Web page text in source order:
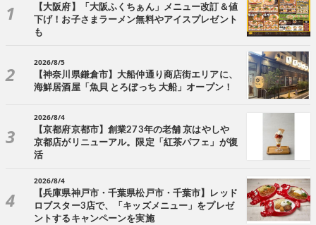
【大阪府】「大阪ふくちぁん」メニュー改訂＆値
下げ！お子さまラーメン無料やアイスプレゼント
も
2026/8/5
【神奈川県鎌倉市】大船仲通り商店街エリアに、
海鮮居酒屋「魚貝 とろぼっち 大船」オープン！
2026/8/4
【京都府京都市】創業273年の老舗 京はやしや
京都店がリニューアル。限定「紅茶パフェ」が復
活
2026/8/4
【兵庫県神戸市・千葉県松戸市・千葉市】レッド
ロブスター3店で、「キッズメニュー」をプレゼ
ントするキャンペーンを実施